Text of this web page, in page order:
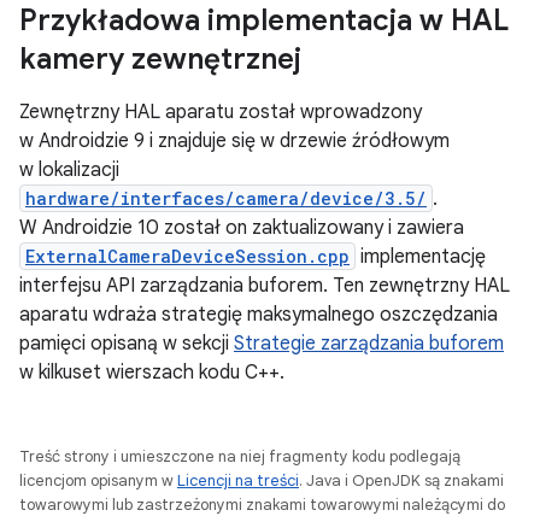
Przykładowa implementacja w HAL
kamery zewnętrznej
Zewnętrzny HAL aparatu został wprowadzony
w Androidzie 9 i znajduje się w drzewie źródłowym
w lokalizacji
hardware/interfaces/camera/device/3.5/ .
W Androidzie 10 został on zaktualizowany i zawiera
ExternalCameraDeviceSession.cpp implementację
interfejsu API zarządzania buforem. Ten zewnętrzny HAL
aparatu wdraża strategię maksymalnego oszczędzania
pamięci opisaną w sekcji Strategie zarządzania buforem
w kilkuset wierszach kodu C++.
Treść strony i umieszczone na niej fragmenty kodu podlegają
licencjom opisanym wLicencji na treści. Java i OpenJDK są znakami
towarowymi lub zastrzeżonymi znakami towarowymi należącymi do